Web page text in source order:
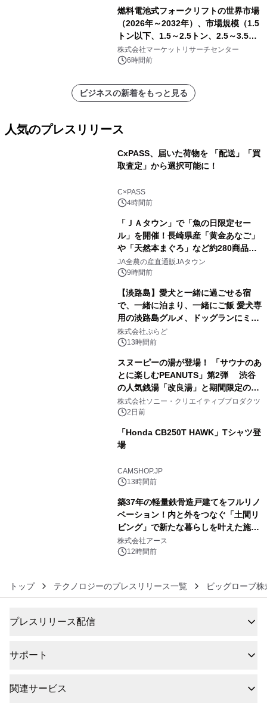
燃料電池式フォークリフトの世界市場
（2026年～2032年）、市場規模（1.5
トン以下、1.5～2.5トン、2.5～3.5ト
ン、3.5～5.0トン、その他）・分析レ
ポートを発表
株式会社マーケットリサーチセンター
6時間前
ビジネスの新着をもっと見る
人気のプレスリリース
CxPASS、届いた荷物を 「配送」「買
取査定」から選択可能に！
C×PASS
4時間前
「ＪＡタウン」で「魚の日限定セー
ル」を開催！長崎県産「黄金あなご」
や「天然本まぐろ」など約280商品を
販売！～毎月１０日の定例企画～
JA全農の産直通販JAタウン
9時間前
【淡路島】愛犬と一緒に過ごせる宿
で、一緒に泊まり、一緒にご飯 愛犬専
用の淡路島グルメ、ドッグランにミニ
プール グランピングとトレーラーハウ
スの2施設で
株式会社ぷらど
13時間前
スヌーピーの湯が登場！ 「サウナのあ
とに楽しむPEANUTS」第2弾 渋谷
の人気銭湯「改良湯」と期間限定のコ
ラボレーション サウナイキタイコラ
ボグッズも発売決定！
株式会社ソニー・クリエイティブプロダクツ
2日前
「Honda CB250T HAWK」Tシャツ登
場
CAMSHOP.JP
13時間前
築37年の軽量鉄骨造戸建てをフルリノ
ベーション！内と外をつなぐ「土間リ
ビング」で新たな暮らしを叶えた施工
事例を株式会社アースが公開
株式会社アース
12時間前
トップ テクノロジーのプレスリリース一覧 ビッグローブ株
プレスリリース配信
サポート
関連サービス